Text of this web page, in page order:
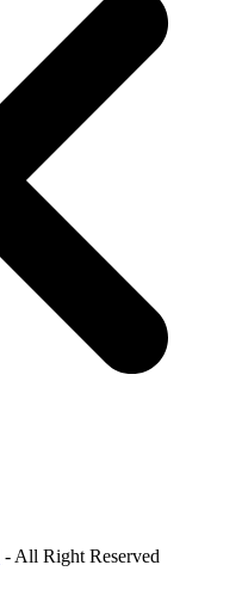
- All Right Reserved